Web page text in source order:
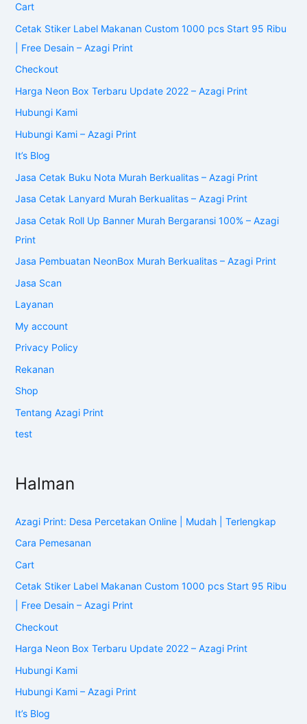
Cart
Cetak Stiker Label Makanan Custom 1000 pcs Start 95 Ribu
| Free Desain – Azagi Print
Checkout
Harga Neon Box Terbaru Update 2022 – Azagi Print
Hubungi Kami
Hubungi Kami – Azagi Print
It’s Blog
Jasa Cetak Buku Nota Murah Berkualitas – Azagi Print
Jasa Cetak Lanyard Murah Berkualitas – Azagi Print
Jasa Cetak Roll Up Banner Murah Bergaransi 100% – Azagi
Print
Jasa Pembuatan NeonBox Murah Berkualitas – Azagi Print
Jasa Scan
Layanan
My account
Privacy Policy
Rekanan
Shop
Tentang Azagi Print
test
Halman
Azagi Print: Desa Percetakan Online | Mudah | Terlengkap
Cara Pemesanan
Cart
Cetak Stiker Label Makanan Custom 1000 pcs Start 95 Ribu
| Free Desain – Azagi Print
Checkout
Harga Neon Box Terbaru Update 2022 – Azagi Print
Hubungi Kami
Hubungi Kami – Azagi Print
It’s Blog